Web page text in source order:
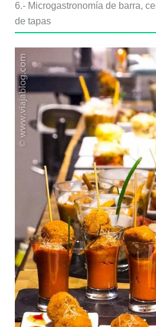
6.- Microgastronomía de barra,
de tapas